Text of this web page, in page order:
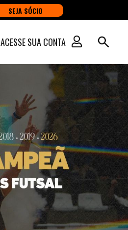
SEJA SÓCIO
ACESSE SUA CONTA